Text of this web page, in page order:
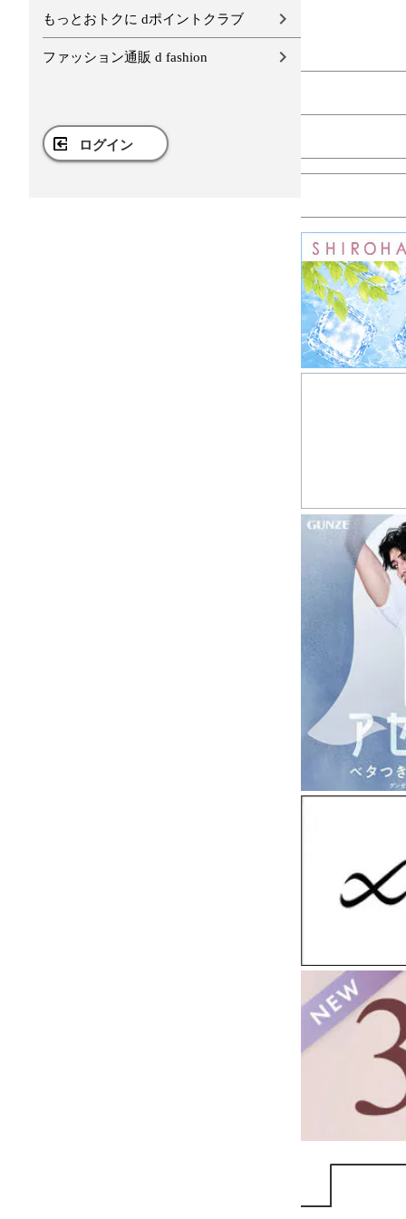
もっとおトクに dポイントクラブ
ファッション通販 d fashion
ログイン